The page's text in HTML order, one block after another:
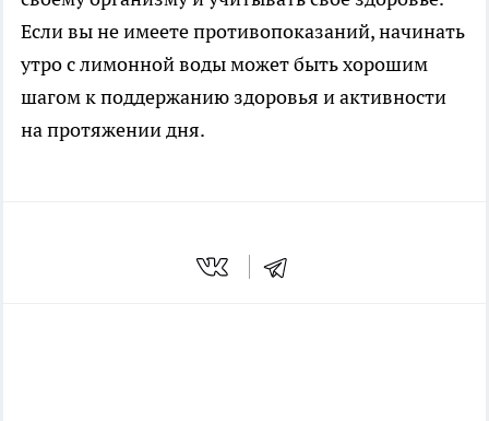
Если вы не имеете противопоказаний, начинать
утро с лимонной воды может быть хорошим
шагом к поддержанию здоровья и активности
на протяжении дня.